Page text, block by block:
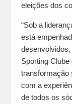
eleições dos
“Sob a
está
Sporting
transformação
com a
de todos os